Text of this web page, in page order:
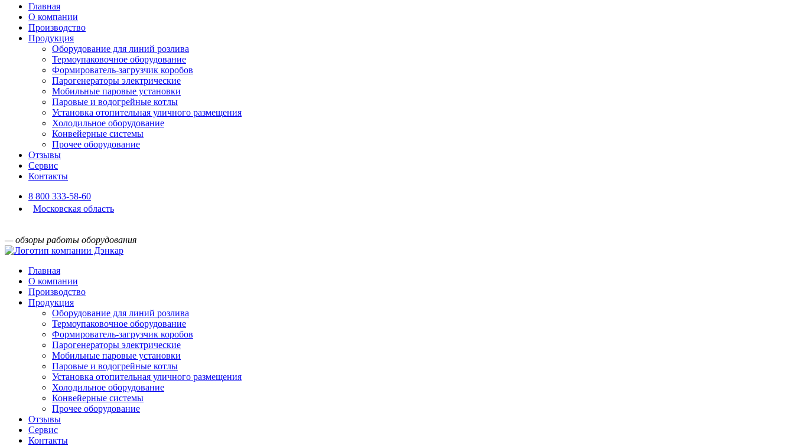
Главная
О компании
Производство
Продукция
Оборудование для линий розлива
Термоупаковочное оборудование
Формирователь-загрузчик коробов
Парогенераторы электрические
Мобильные паровые установки
Паровые и водогрейные котлы
Установка отопительная уличного размещения
Холодильное оборудование
Конвейерные системы
Прочее оборудование
Отзывы
Сервис
Контакты
8 800 333-58-60
Московская область
— обзоры работы оборудования
Главная
О компании
Производство
Продукция
Оборудование для линий розлива
Термоупаковочное оборудование
Формирователь-загрузчик коробов
Парогенераторы электрические
Мобильные паровые установки
Паровые и водогрейные котлы
Установка отопительная уличного размещения
Холодильное оборудование
Конвейерные системы
Прочее оборудование
Отзывы
Сервис
Контакты